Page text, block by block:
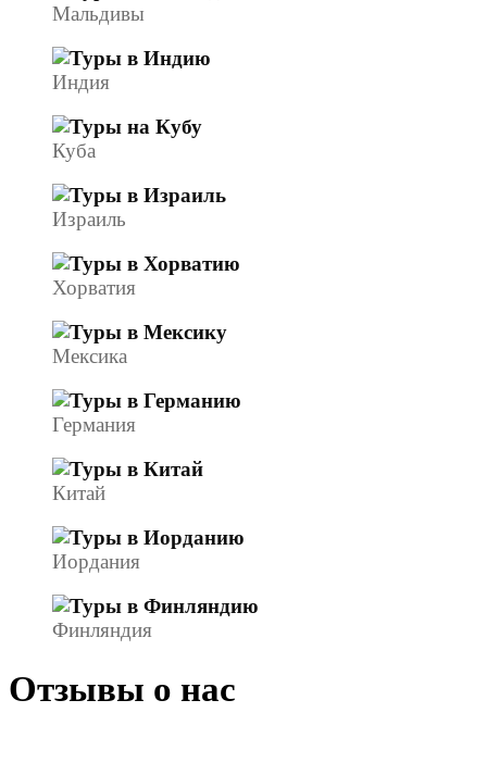
Мальдивы
Индия
Куба
Израиль
Хорватия
Мексика
Германия
Китай
Иордания
Финляндия
Отзывы о нас